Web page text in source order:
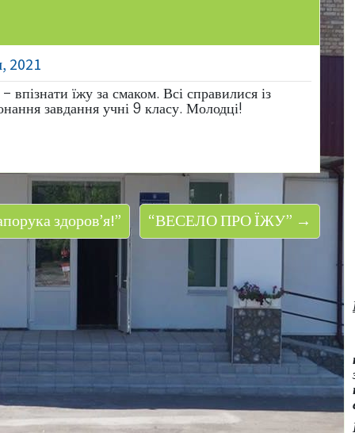
2021
впізнати їжу за смаком. Всі справилися із
завдання учні 9 класу. Молодці!
здоров’я!” “ВЕСЕЛО ПРО ЇЖУ” →